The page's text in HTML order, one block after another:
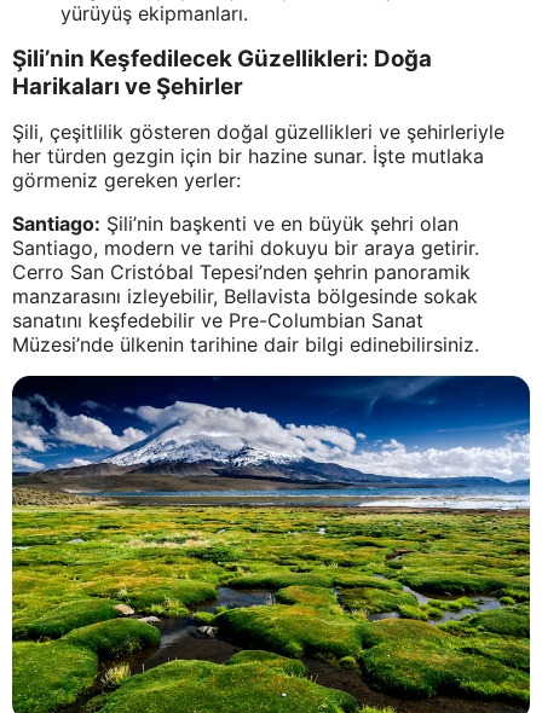
yürüyüş ekipmanları.
Şili’nin Keşfedilecek Güzellikleri: Doğa
Harikaları ve Şehirler
Şili, çeşitlilik gösteren doğal güzellikleri ve şehirleriyle
her türden gezgin için bir hazine sunar. İşte mutlaka
görmeniz gereken yerler:
Santiago: Şili’nin başkenti ve en büyük şehri olan
Santiago, modern ve tarihi dokuyu bir araya getirir.
Cerro San Cristóbal Tepesi’nden şehrin panoramik
manzarasını izleyebilir, Bellavista bölgesinde sokak
sanatını keşfedebilir ve Pre-Columbian Sanat
Müzesi’nde ülkenin tarihine dair bilgi edinebilirsiniz.